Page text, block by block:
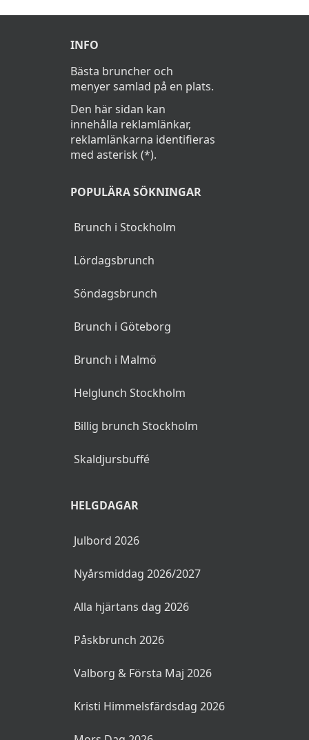
INFO
Bästa bruncher och
menyer samlad på en plats.
Den här sidan kan
innehålla reklamlänkar,
reklamlänkarna identifieras
med asterisk (*).
POPULÄRA SÖKNINGAR
Brunch i Stockholm
Lördagsbrunch
Söndagsbrunch
Brunch i Göteborg
Brunch i Malmö
Helglunch Stockholm
Billig brunch Stockholm
Skaldjursbuffé
HELGDAGAR
Julbord 2026
Nyårsmiddag 2026/2027
Alla hjärtans dag 2026
Påskbrunch 2026
Valborg & Första Maj 2026
Kristi Himmelsfärdsdag 2026